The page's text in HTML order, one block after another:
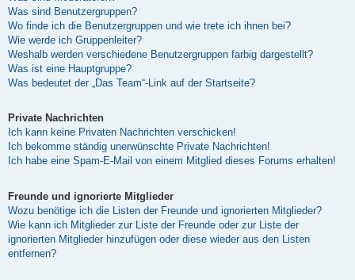
Was sind Benutzergruppen?
Wo finde ich die Benutzergruppen und wie trete ich ihnen bei?
Wie werde ich Gruppenleiter?
Weshalb werden verschiedene Benutzergruppen farbig dargestellt?
Was ist eine Hauptgruppe?
Was bedeutet der „Das Team“-Link auf der Startseite?
Private Nachrichten
Ich kann keine Privaten Nachrichten verschicken!
Ich bekomme ständig unerwünschte Private Nachrichten!
Ich habe eine Spam-E-Mail von einem Mitglied dieses Forums erhalten!
Freunde und ignorierte Mitglieder
Wozu benötige ich die Listen der Freunde und ignorierten Mitglieder?
Wie kann ich Mitglieder zur Liste der Freunde oder zur Liste der
ignorierten Mitglieder hinzufügen oder diese wieder aus den Listen
entfernen?